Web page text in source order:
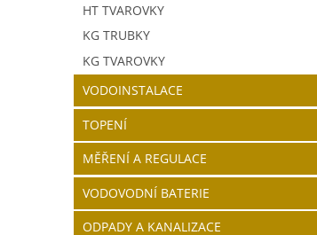
HT TVAROVKY
KG TRUBKY
KG TVAROVKY
VODOINSTALACE
TOPENÍ
MĚŘENÍ A REGULACE
VODOVODNÍ BATERIE
ODPADY A KANALIZACE